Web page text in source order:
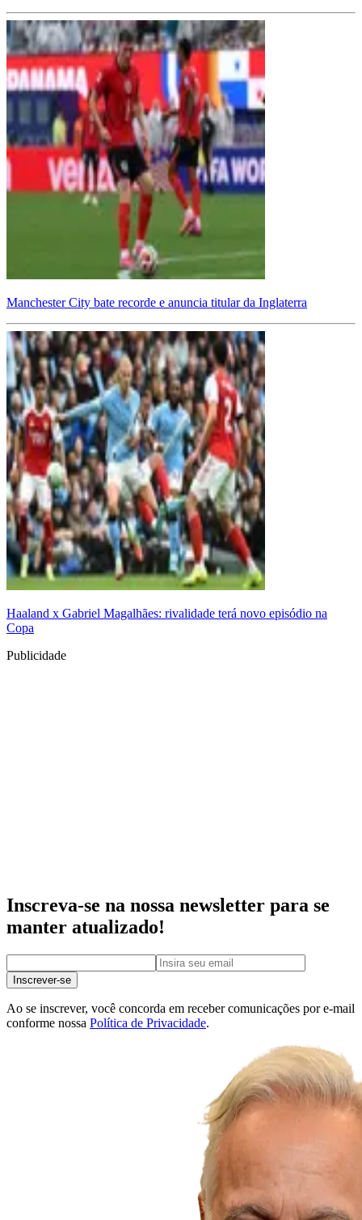
Manchester City bate recorde e anuncia titular da Inglaterra
Haaland x Gabriel Magalhães: rivalidade terá novo episódio na
Copa
Publicidade
Inscreva-se na nossa newsletter para se
manter atualizado!
Inscrever-se
Ao se inscrever, você concorda em receber comunicações por e-mail
conforme nossa Política de Privacidade.